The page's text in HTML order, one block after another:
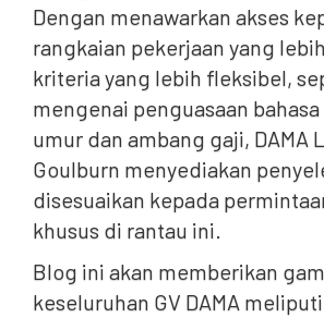
Dengan menawarkan akses
rangkaian pekerjaan yang
kriteria yang lebih fleksibel,
mengenai penguasaan
umur dan ambang gaji, DAMA
Goulburn menyediakan
disesuaikan kepada
khusus di rantau ini.
Blog ini akan memberikan
keseluruhan GV DAMA